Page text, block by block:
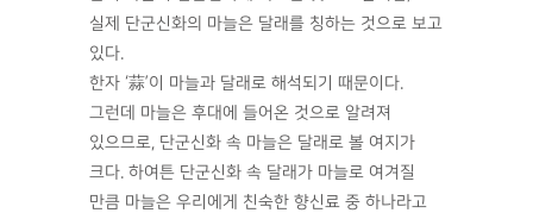
실제 단군신화의 마늘은 달래를 칭하는 것으로 보고
있다.
한자 ‘蒜’이 마늘과 달래로 해석되기 때문이다.
그런데 마늘은 후대에 들어온 것으로 알려져
있으므로, 단군신화 속 마늘은 달래로 볼 여지가
크다. 하여튼 단군신화 속 달래가 마늘로 여겨질
만큼 마늘은 우리에게 친숙한 향신료 중 하나라고